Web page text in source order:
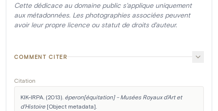
Cette dédicace au domaine public s'applique uniquement
aux métadonnées. Les photographies associées peuvent
avoir leur propre licence ou statut de droits d'auteur.
COMMENT CITER
Citation
KIK-IRPA. (2013). éperon[équitation] - Musées Royaux d'Art et
d'Histoire [Object metadata].